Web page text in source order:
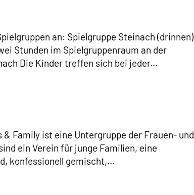
an: Spielgruppe Steinach (drinnen)
Stunden im Spielgruppenraum an der
Die Kinder treffen sich bei jeder...
Family ist eine Untergruppe der Frauen- und
ein Verein für junge Familien, eine
konfessionell gemischt,...